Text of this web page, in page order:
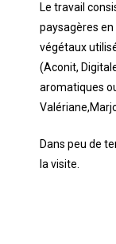
Le travail
paysagères
végétaux
(Aconit,
aromatiques
Dans peu de
la visite.